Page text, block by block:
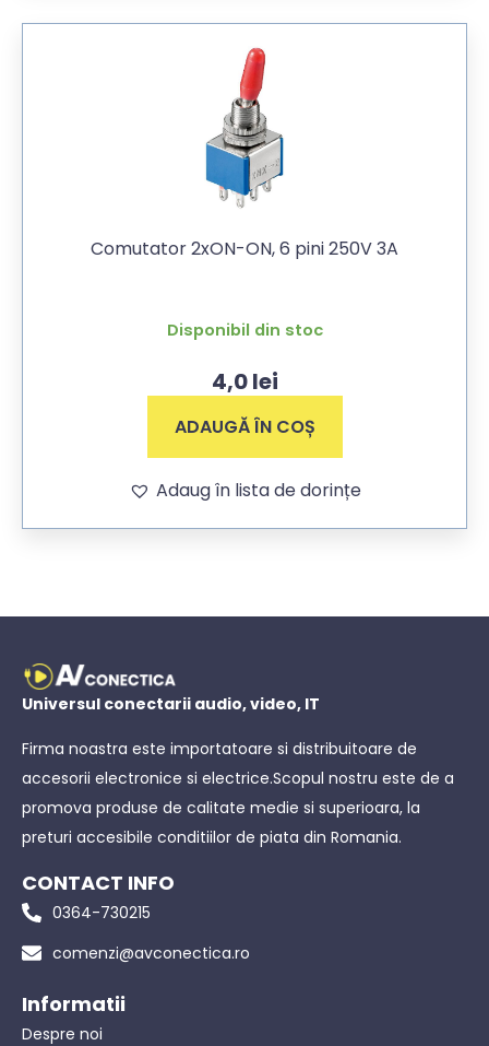
Comutator 2xON-ON, 6 pini 250V 3A
Disponibil din stoc
4,0lei
ADAUGĂ ÎN COȘ
Adaug în lista de dorințe
Universul conectarii audio, video, IT
Firma noastra este importatoare si distribuitoare de
accesorii electronice si electrice.Scopul nostru este de a
promova produse de calitate medie si superioara, la
preturi accesibile conditiilor de piata din Romania.
CONTACT INFO
0364-730215
comenzi@avconectica.ro
Informatii
Despre noi